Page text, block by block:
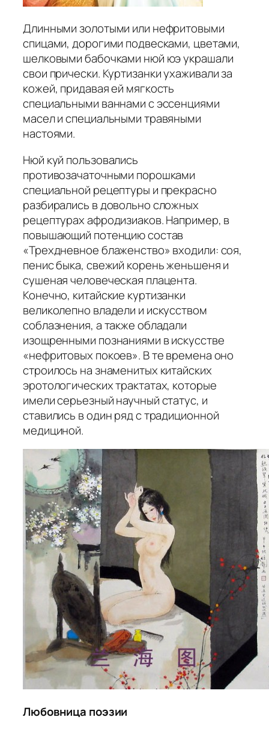
Длинными золотыми или нефритовыми
спицами, дорогими подвесками, цветами,
шелковыми бабочками нюй юэ украшали
свои прически. Куртизанки ухаживали за
кожей, придавая ей мягкость
специальными ваннами с эссенциями
масел и специальными травяными
настоями.
Нюй куй пользовались
противозачаточными порошками
специальной рецептуры и прекрасно
разбирались в довольно сложных
рецептурах афродизиаков. Например, в
повышающий потенцию состав
«Трехдневное блаженство» входили: соя,
пенис быка, свежий корень женьшеня и
сушеная человеческая плацента.
Конечно, китайские куртизанки
великолепно владели и искусством
соблазнения, а также обладали
изощренными познаниями в искусстве
«нефритовых покоев». В те времена оно
строилось на знаменитых китайских
эротологических трактатах, которые
имели серьезный научный статус, и
ставились в один ряд с традиционной
медициной.
Любовница поэзии